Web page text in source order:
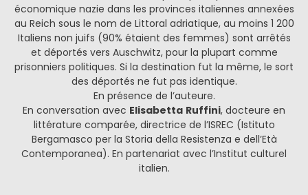
économique nazie dans les provinces italiennes annexées
au Reich sous le nom de Littoral adriatique, au moins 1 200
Italiens non juifs (90% étaient des femmes) sont arrêtés
et déportés vers Auschwitz, pour la plupart comme
prisonniers politiques. Si la destination fut la même, le sort
des déportés ne fut pas identique.
En présence de l’auteure.
En conversation avec Elisabetta Ruffini, docteure en
littérature comparée, directrice de l’ISREC (Istituto
Bergamasco per la Storia della Resistenza e dell’Età
Contemporanea). En partenariat avec l’Institut culturel
italien.